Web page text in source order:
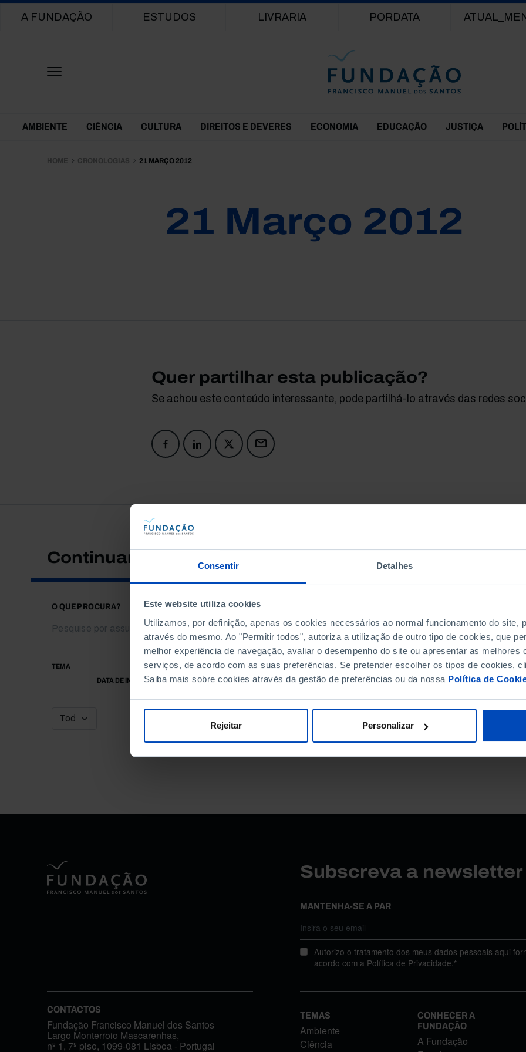
Consentir Detalhes
Este website utiliza cookies
Utilizamos, por definição, apenas os cookies necessários ao normal funcionamento do site,
através do mesmo. Ao "Permitir todos", autoriza a utilização de outro tipo de cookies, que
melhor experiência de navegação, avaliar o desempenho do site ou apresentar as melhores
serviços, de acordo com as suas preferências. Se pretender escolher os tipos de cookies,
Saiba mais sobre cookies através da gestão de preferências ou da nossa Política de
Rejeitar Personalizar
Main navigation
A FUNDAÇÃO ESTUDOS LIVRARIA PORDATA
Themes Menu
AMBIENTE CIÊNCIA CULTURA DIREITOS E DEVERES ECONOMIA EDUCAÇÃO JUSTIÇA
HOME CRONOLOGIAS 21 MARÇO 2012
21 Março 2012
Quer partilhar esta publicação?
Se achou este conteúdo interessante, pode partilhá-lo através das redes
Continuar a pesquisar
O QUE PROCURA?
TEMA
DATA DE INÍCIO
DATA DE FIM
Subscreva a
MANTENHA-SE A PAR
Autorizo o tratamento dos meus dados pessoais aqui
acordo com a Política de Privacidade.*
CONTACTOS
Fundação Francisco Manuel dos Santos
Largo Monterroio Mascarenhas,
nº 1, 7º piso, 1099-081 Lisboa - Portugal
TEMAS
Ambiente
Ciência
CONHECER A
FUNDAÇÃO
A Fundação